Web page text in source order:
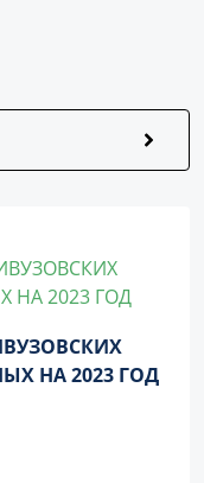
НА 2023 ГОД